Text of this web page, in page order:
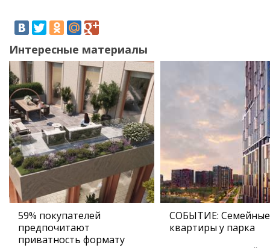
Интересные материалы
59% покупателей
предпочитают
приватность формату
СОБЫТИЕ: Семейные
квартиры у парка